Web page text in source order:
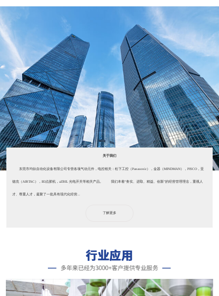
关于我们
东莞市均钛自动化设备有限公司专营各项气动元件，电控相关：松下工控（Panasonic），金器（MINDMAN），PISCO，亚
德克（AIRTAC），IEI点胶机，aZBIL 光电开关等相关产品。 我们本着“务实、进取、精益、创新”的经营管理理念，重视人
才、尊重人才，凝聚了一批具有现代化经营...
了解更多